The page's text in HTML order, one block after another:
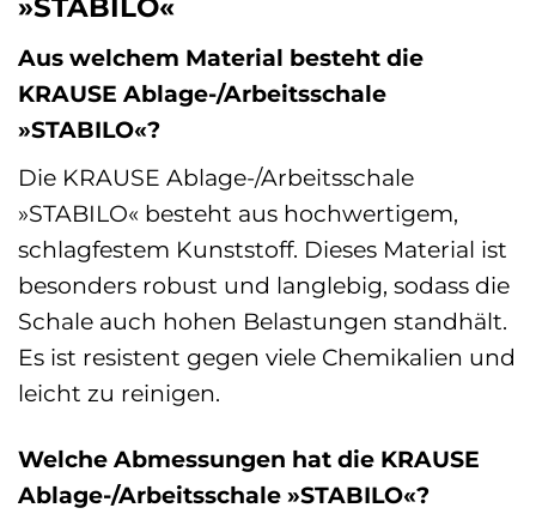
»STABILO«
Aus welchem Material besteht die
KRAUSE Ablage-/Arbeitsschale
»STABILO«?
Die KRAUSE Ablage-/Arbeitsschale
»STABILO« besteht aus hochwertigem,
schlagfestem Kunststoff. Dieses Material ist
besonders robust und langlebig, sodass die
Schale auch hohen Belastungen standhält.
Es ist resistent gegen viele Chemikalien und
leicht zu reinigen.
Welche Abmessungen hat die KRAUSE
Ablage-/Arbeitsschale »STABILO«?